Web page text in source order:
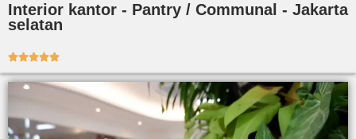
Interior kantor - Pantry / Communal - Jakarta
selatan
